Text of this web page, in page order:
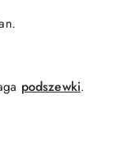
podszewki.